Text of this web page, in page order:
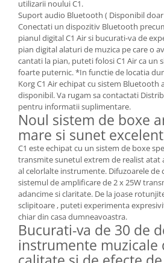
utilizarii noului C1.
Suport audio Bluetooth ( Disponibil
Conectati un dispozitiv Bluetooth
pianul digital C1 Air si bucurati-va de
pian digital alaturi de muzica pe care o
cantati la pian, puteti folosi C1 Air ca un
foarte puternic. *In functie de locatia
Korg C1 Air echipat cu sistem Bluetooth
disponibil. Va rugam sa contactati
pentru informatii suplimentare.
Noul sistem de boxe
mare si sunet excelent
C1 este echipat cu un sistem de boxe
transmite sunetul extrem de realist atat
al celorlalte instrumente. Difuzoarele de
sistemul de amplificare de 2 x 25W
adancime si claritate. De la joase
sclipitoare , puteti experimenta
chiar din casa dumneavoastra.
Bucurati-va de 30 de
instrumente muzicale